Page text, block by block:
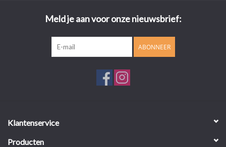
Meld je aan voor onze nieuwsbrief:
ABONNEER
Klantenservice
Producten